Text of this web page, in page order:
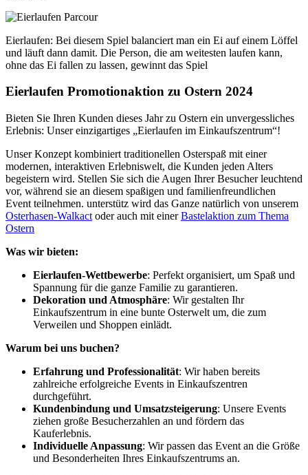
Eierlaufen: Bei diesem Spiel balanciert man ein Ei auf einem Löffel
und läuft dann damit. Die Person, die am weitesten laufen kann,
ohne das Ei fallen zu lassen, gewinnt das Spiel
Eierlaufen Promotionaktion zu Ostern 2024
Bieten Sie Ihren Kunden dieses Jahr zu Ostern ein unvergessliches
Erlebnis: Unser einzigartiges „Eierlaufen im Einkaufszentrum“!
Unser Konzept kombiniert traditionellen Osterspaß mit einer
modernen, interaktiven Erlebniswelt, die Kunden jeden Alters
begeistern wird. Stellen Sie sich die Augen Ihrer Besucher leuchtend
vor, während sie an diesem spaßigen und familienfreundlichen
Event teilnehmen. unterstütz wird das Ganze natürlich von unserem
Osterhasen-Walkact oder auch mit einerBastelaktion zum Thema
Ostern
Was wir bieten:
Eierlaufen-Wettbewerbe: Perfekt organisiert, um Spaß und
Spannung für die ganze Familie zu garantieren.
Dekoration und Atmosphäre: Wir gestalten Ihr
Einkaufszentrum in eine bunte Osterwelt um, die zum
Verweilen und Shoppen einlädt.
Warum bei uns buchen?
Erfahrung und Professionalität: Wir haben bereits
zahlreiche erfolgreiche Events in Einkaufszentren
durchgeführt.
Kundenbindung und Umsatzsteigerung: Unsere Events
ziehen große Besucherzahlen an und fördern das
Kauferlebnis.
Individuelle Anpassung: Wir passen das Event an die Größe
und Besonderheiten Ihres Einkaufszentrums an.